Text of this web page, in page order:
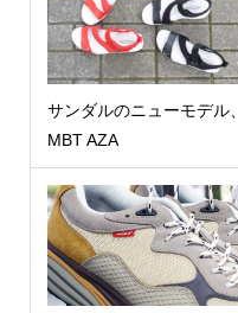
サンダルのニューモデル、
MBT AZA